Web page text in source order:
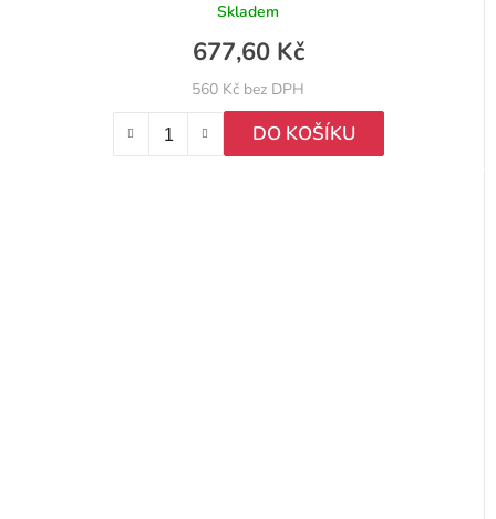
Skladem
560 Kč bez DPH
677,60 Kč
DO KOŠÍKU